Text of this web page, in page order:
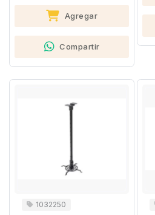
Agregar
Compartir
1032250